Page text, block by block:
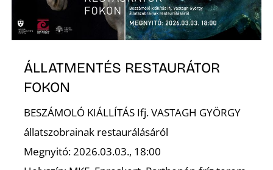
ÁLLATMENTÉS RESTAURÁTOR
FOKON
BESZÁMOLÓ KIÁLLÍTÁS Ifj. VASTAGH GYÖRGY
állatszobrainak restaurálásáról
Megnyitó: 2026.03.03., 18:00